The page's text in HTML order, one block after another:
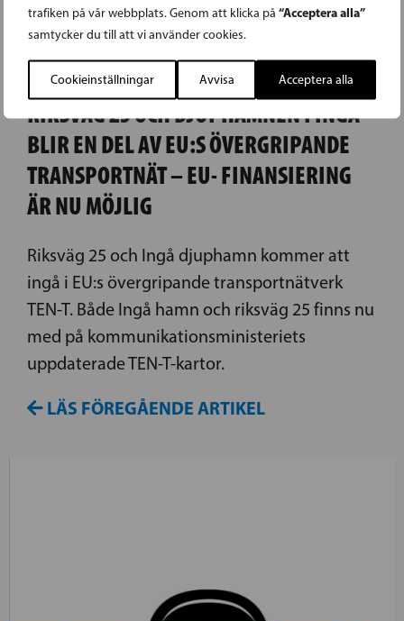
trafiken på vår webbplats. Genom att klicka på “Acceptera alla”
samtycker du till att vi använder cookies.
Cookieinställningar Avvisa Acceptera alla
19.04.2024
RIKSVÄG 25 OCH DJUPHAMNEN I INGÅ
BLIR EN DEL AV EU:S ÖVERGRIPANDE
TRANSPORTNÄT – EU- FINANSIERING
ÄR NU MÖJLIG
Riksväg 25 och Ingå djuphamn kommer att
ingå i EU:s övergripande transportnätverk
TEN-T. Både Ingå hamn och riksväg 25 finns nu
med på kommunikationsministeriets
uppdaterade TEN-T-kartor.
LÄS FÖREGÅENDE ARTIKEL